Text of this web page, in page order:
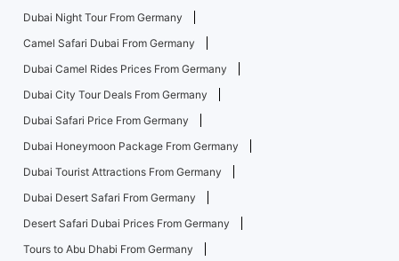
Dubai Night Tour From Germany
Camel Safari Dubai From Germany
Dubai Camel Rides Prices From Germany
Dubai City Tour Deals From Germany
Dubai Safari Price From Germany
Dubai Honeymoon Package From Germany
Dubai Tourist Attractions From Germany
Dubai Desert Safari From Germany
Desert Safari Dubai Prices From Germany
Tours to Abu Dhabi From Germany